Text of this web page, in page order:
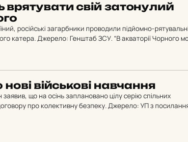
вря­ту­ва­ти свій за­то­ну­лий
російські загарбники проводили підйомно-рятувальні
катера. Джерело: Генштаб ЗСУ. “В акваторії Чорного
вій­сько­ві нав­чан­ня
що на осінь заплановано цілу серію спільних
договору про колективну безпеку. Джерело: УП з